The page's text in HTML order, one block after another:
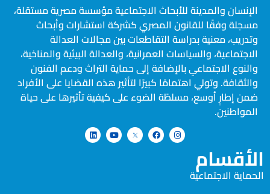
الإنسان والمدينة للأبحاث الاجتماعية مؤسسة مصرية مستقلة،
مسجلة وفقًا للقانون المصري كشركة استشارات وأبحاث
وتدريب، معنية بدراسة التقاطعات بين مجالات العدالة
الاجتماعية، والسياسات العمرانية، والعدالة البيئية والمناخية،
والنوع الاجتماعي بالإضافة إلى حماية التراث ودعم الفنون
والثقافة. وتولي اهتمامًا كبيرًا لتأثير هذه القضايا على الأفراد
ضمن إطارٍ أوسع، مسلطًة الضوء على كيفية تأثيرها على حياة
المواطنين.
الأقسام
الحماية الاجتماعية